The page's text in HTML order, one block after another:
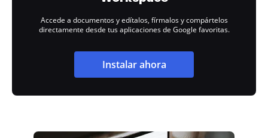
Accede a documentos y edítalos, fírmalos y compártelos
directamente desde tus aplicaciones de Google favoritas.
Instalar ahora